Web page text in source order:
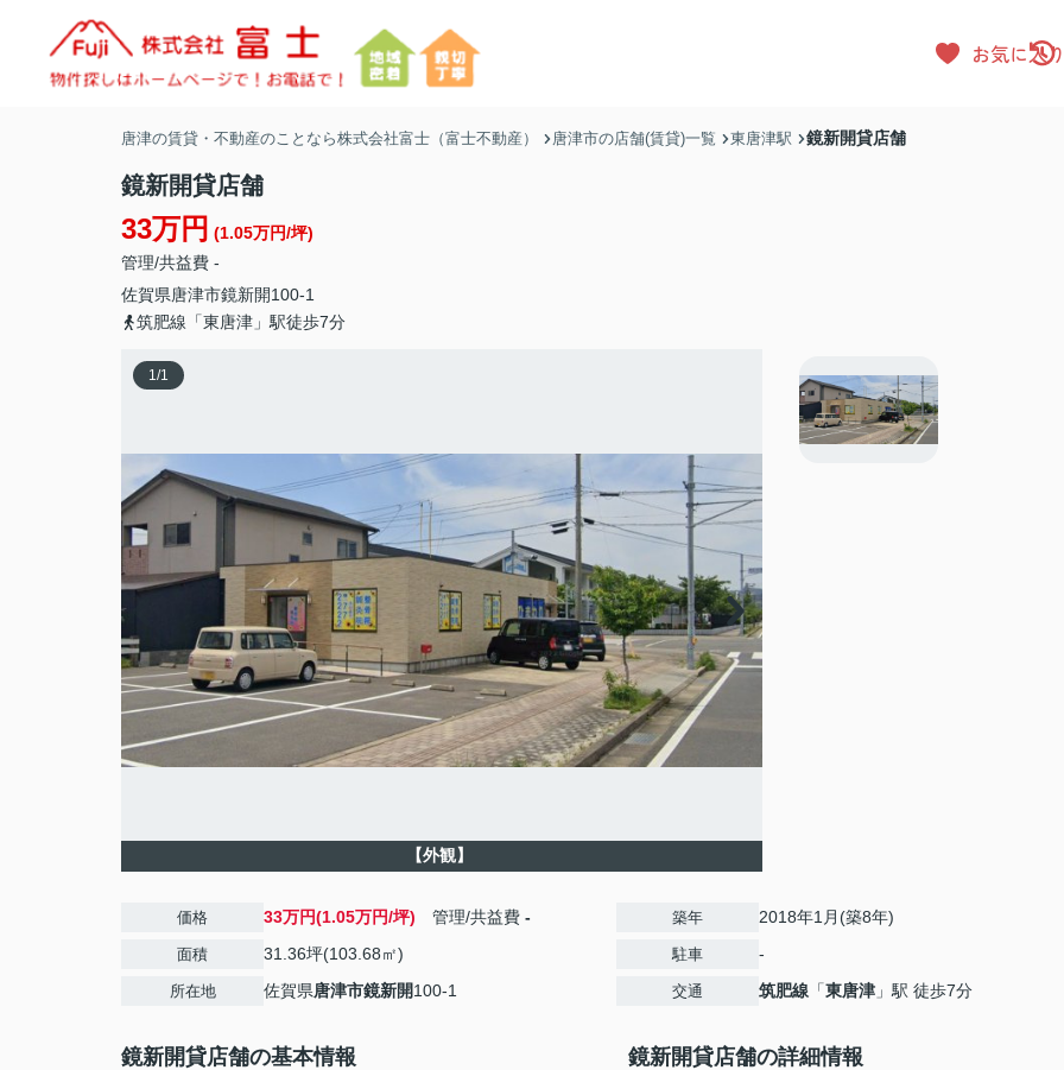
お気に入
唐津の賃貸・不動産のことなら株式会社富士（富士不動産） 唐津市の店舗(賃貸)一覧 東唐津駅 鏡新開貸店舗
鏡新開貸店舗
33万円 (1.05万円/坪)
管理/共益費 -
佐賀県唐津市鏡新開100-1
筑肥線「東唐津」駅徒歩7分
1/1
【外観】
価格 33万円(1.05万円/坪) 管理/共益費 -
面積 31.36坪(103.68㎡)
所在地 佐賀県唐津市鏡新開100-1
築年 2018年1月(築8年)
駐車 -
交通 筑肥線 「東唐津 」駅 徒歩7分
鏡新開貸店舗の基本情報 鏡新開貸店舗の詳細情報